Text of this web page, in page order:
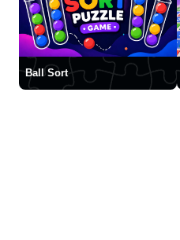
Ball Sort